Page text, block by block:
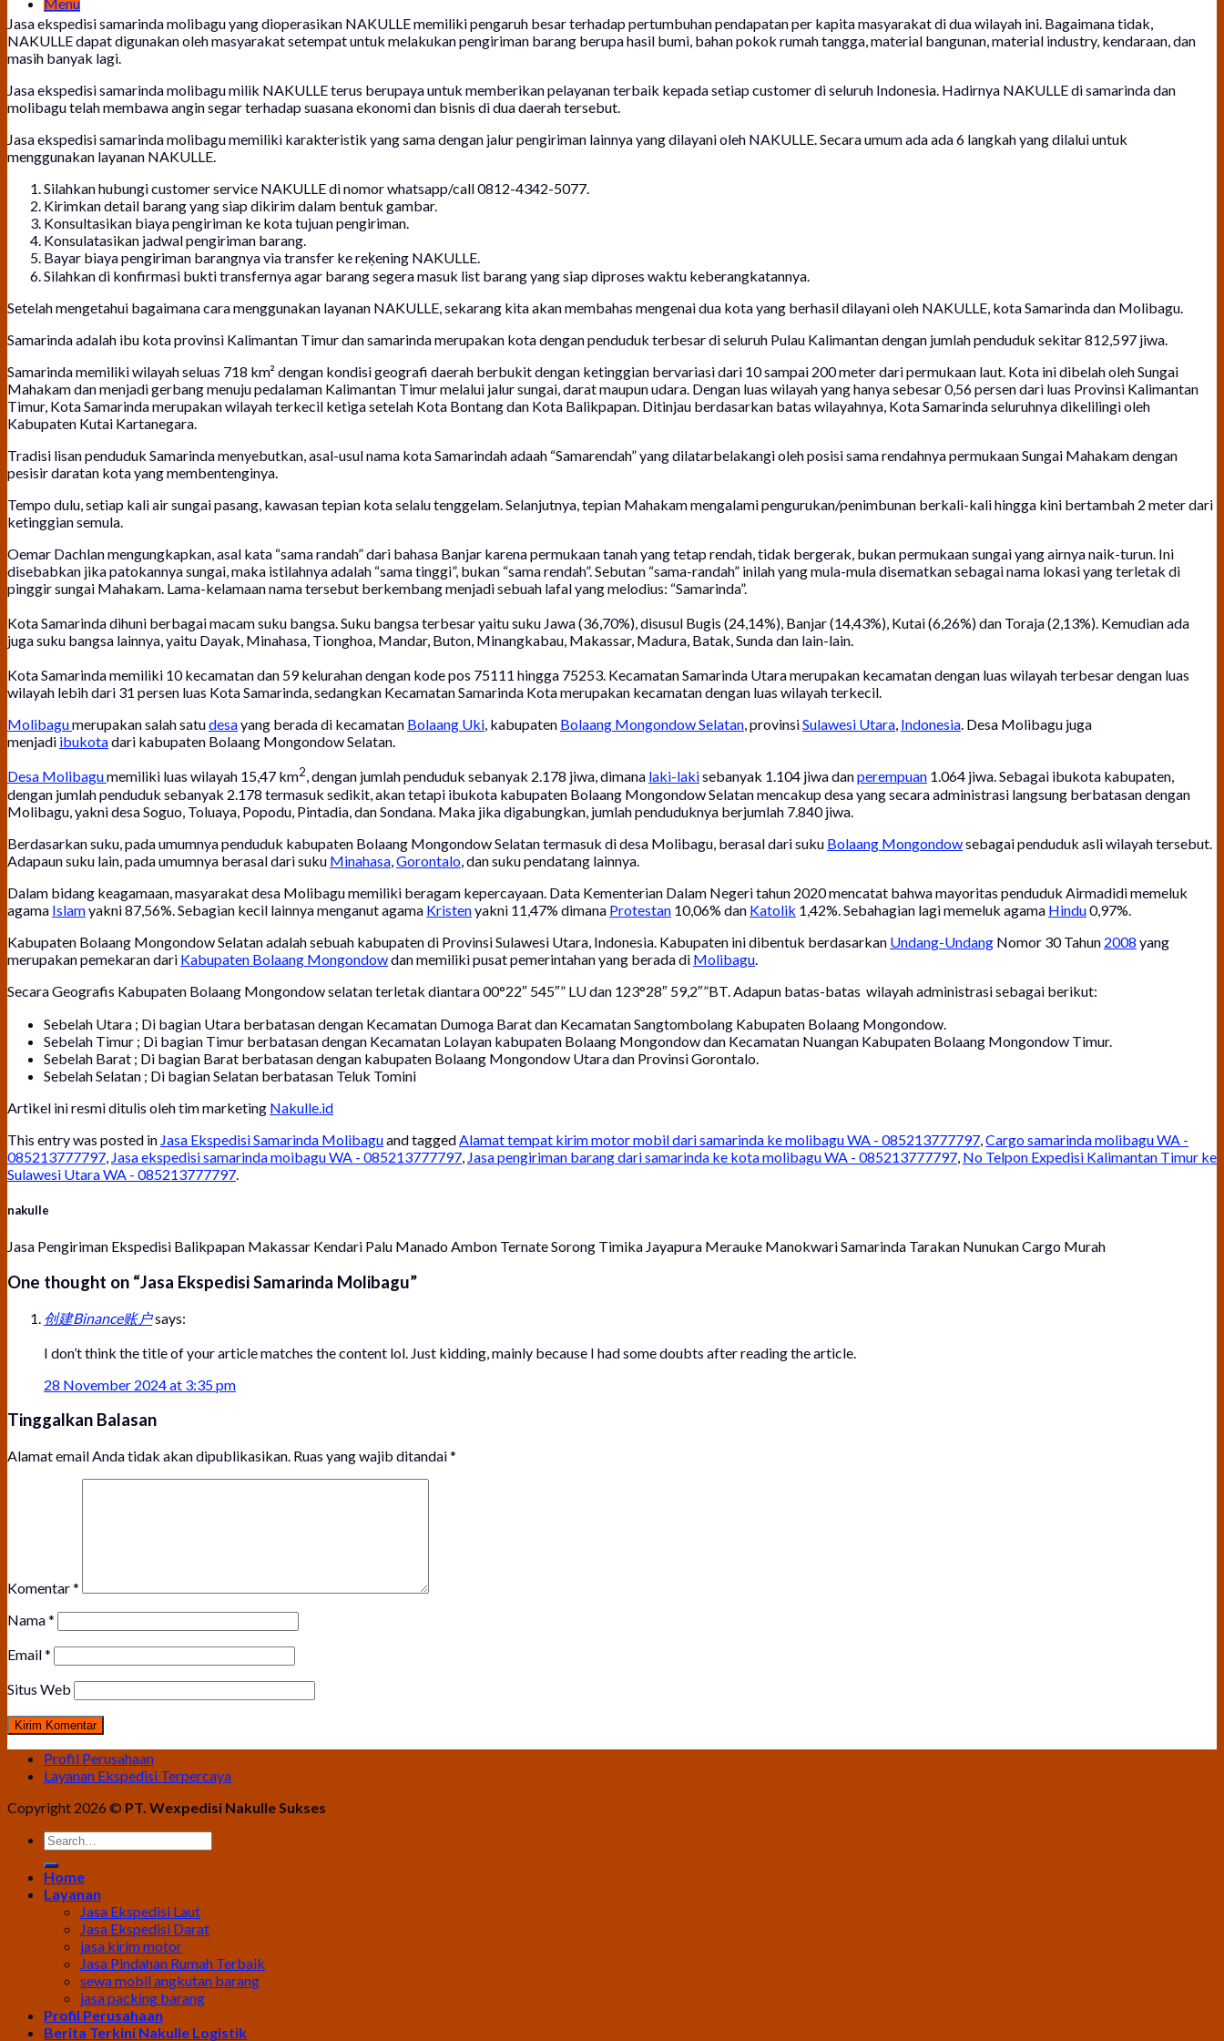
Jasa ekspedisi samarinda molibagu yang dioperasikan NAKULLE memiliki pengaruh besar terhadap pertumbuhan pendapatan per kapita masyarakat di dua wilayah ini. Bagaimana tidak,
NAKULLE dapat digunakan oleh masyarakat setempat untuk melakukan pengiriman barang berupa hasil bumi, bahan pokok rumah tangga, material bangunan, material industry, kendaraan, dan
masih banyak lagi.
Jasa ekspedisi samarinda molibagu milik NAKULLE terus berupaya untuk memberikan pelayanan terbaik kepada setiap customer di seluruh Indonesia. Hadirnya NAKULLE di samarinda dan
molibagu telah membawa angin segar terhadap suasana ekonomi dan bisnis di dua daerah tersebut.
Jasa ekspedisi samarinda molibagu memiliki karakteristik yang sama dengan jalur pengiriman lainnya yang dilayani oleh NAKULLE. Secara umum ada ada 6 langkah yang dilalui untuk
menggunakan layanan NAKULLE.
Silahkan hubungi customer service NAKULLE di nomor whatsapp/call 0812-4342-5077.
Kirimkan detail barang yang siap dikirim dalam bentuk gambar.
Konsultasikan biaya pengiriman ke kota tujuan pengiriman.
Konsulatasikan jadwal pengiriman barang.
Bayar biaya pengiriman barangnya via transfer ke reķening NAKULLE.
Silahkan di konfirmasi bukti transfernya agar barang segera masuk list barang yang siap diproses waktu keberangkatannya.
Setelah mengetahui bagaimana cara menggunakan layanan NAKULLE, sekarang kita akan membahas mengenai dua kota yang berhasil dilayani oleh NAKULLE, kota Samarinda dan Molibagu.
Samarinda adalah ibu kota provinsi Kalimantan Timur dan samarinda merupakan kota dengan penduduk terbesar di seluruh Pulau Kalimantan dengan jumlah penduduk sekitar 812,597 jiwa.
Samarinda memiliki wilayah seluas 718 km² dengan kondisi geografi daerah berbukit dengan ketinggian bervariasi dari 10 sampai 200 meter dari permukaan laut. Kota ini dibelah oleh Sungai
Mahakam dan menjadi gerbang menuju pedalaman Kalimantan Timur melalui jalur sungai, darat maupun udara. Dengan luas wilayah yang hanya sebesar 0,56 persen dari luas Provinsi Kalimantan
Timur, Kota Samarinda merupakan wilayah terkecil ketiga setelah Kota Bontang dan Kota Balikpapan. Ditinjau berdasarkan batas wilayahnya, Kota Samarinda seluruhnya dikelilingi oleh
Kabupaten Kutai Kartanegara.
Tradisi lisan penduduk Samarinda menyebutkan, asal-usul nama kota Samarindah adaah “Samarendah” yang dilatarbelakangi oleh posisi sama rendahnya permukaan Sungai Mahakam dengan
pesisir daratan kota yang membentenginya.
Tempo dulu, setiap kali air sungai pasang, kawasan tepian kota selalu tenggelam. Selanjutnya, tepian Mahakam mengalami pengurukan/penimbunan berkali-kali hingga kini bertambah 2 meter dari
ketinggian semula.
Oemar Dachlan mengungkapkan, asal kata “sama randah” dari bahasa Banjar karena permukaan tanah yang tetap rendah, tidak bergerak, bukan permukaan sungai yang airnya naik-turun. Ini
disebabkan jika patokannya sungai, maka istilahnya adalah “sama tinggi”, bukan “sama rendah”. Sebutan “sama-randah” inilah yang mula-mula disematkan sebagai nama lokasi yang terletak di
pinggir sungai Mahakam. Lama-kelamaan nama tersebut berkembang menjadi sebuah lafal yang melodius: “Samarinda”.
Kota Samarinda dihuni berbagai macam suku bangsa. Suku bangsa terbesar yaitu suku Jawa (36,70%), disusul Bugis (24,14%), Banjar (14,43%), Kutai (6,26%) dan Toraja (2,13%). Kemudian ada
juga suku bangsa lainnya, yaitu Dayak, Minahasa, Tionghoa, Mandar, Buton, Minangkabau, Makassar, Madura, Batak, Sunda dan lain-lain.
Kota Samarinda memiliki 10 kecamatan dan 59 kelurahan dengan kode pos 75111 hingga 75253. Kecamatan Samarinda Utara merupakan kecamatan dengan luas wilayah terbesar dengan luas
wilayah lebih dari 31 persen luas Kota Samarinda, sedangkan Kecamatan Samarinda Kota merupakan kecamatan dengan luas wilayah terkecil.
Molibagumerupakan salah satudesayang berada di kecamatan Bolaang Uki, kabupaten Bolaang Mongondow Selatan, provinsiSulawesi Utara, Indonesia. Desa Molibagu juga
menjadi ibukotadari kabupaten Bolaang Mongondow Selatan.
Desa Molibagumemiliki luas wilayah 15,47 km2, dengan jumlah penduduk sebanyak 2.178 jiwa, dimana laki-lakisebanyak 1.104 jiwa danperempuan 1.064 jiwa. Sebagai ibukota kabupaten,
dengan jumlah penduduk sebanyak 2.178 termasuk sedikit, akan tetapi ibukota kabupaten Bolaang Mongondow Selatan mencakup desa yang secara administrasi langsung berbatasan dengan
Molibagu, yakni desa Soguo, Toluaya, Popodu, Pintadia, dan Sondana. Maka jika digabungkan, jumlah penduduknya berjumlah 7.840 jiwa.
Berdasarkan suku, pada umumnya penduduk kabupaten Bolaang Mongondow Selatan termasuk di desa Molibagu, berasal dari suku Bolaang Mongondowsebagai penduduk asli wilayah tersebut.
Adapaun suku lain, pada umumnya berasal dari suku Minahasa Gorontalo , dan suku pendatang lainnya.
Dalam bidang keagamaan, masyarakat desa Molibagu memiliki beragam kepercayaan. Data Kementerian Dalam Negeri tahun 2020 mencatat bahwa mayoritas penduduk Airmadidi memeluk
agama Islamyakni 87,56%. Sebagian kecil lainnya menganut agama Kristenyakni 11,47% dimana Protestan 10,06% dan Katolik 1,42%. Sebahagian lagi memeluk agama Hindu0,97%.
Kabupaten Bolaang Mongondow Selatan adalah sebuah kabupaten di Provinsi Sulawesi Utara, Indonesia. Kabupaten ini dibentuk berdasarkan Undang-Undang Nomor 30 Tahun 2008 yang
merupakan pemekaran dari Kabupaten Bolaang Mongondowdan memiliki pusat pemerintahan yang berada di Molibagu
Secara Geografis Kabupaten Bolaang Mongondow selatan terletak diantara 00°22″ 545″” LU dan 123°28″ 59,2″”BT. Adapun batas-batas wilayah administrasi sebagai berikut:
Sebelah Utara ; Di bagian Utara berbatasan dengan Kecamatan Dumoga Barat dan Kecamatan Sangtombolang Kabupaten Bolaang Mongondow.
Sebelah Timur ; Di bagian Timur berbatasan dengan Kecamatan Lolayan kabupaten Bolaang Mongondow dan Kecamatan Nuangan Kabupaten Bolaang Mongondow Timur.
Sebelah Barat ; Di bagian Barat berbatasan dengan kabupaten Bolaang Mongondow Utara dan Provinsi Gorontalo.
Sebelah Selatan ; Di bagian Selatan berbatasan Teluk Tomini
Artikel ini resmi ditulis oleh tim marketing Nakulle.id
This entry was posted in Jasa Ekspedisi Samarinda Molibaguand tagged Alamat tempat kirim motor mobil dari samarinda ke molibagu WA - 085213777797 Cargo samarinda molibagu WA -
085213777797 Jasa ekspedisi samarinda moibagu WA - 085213777797 Jasa pengiriman barang dari samarinda ke kota molibagu WA - 085213777797 No Telpon Expedisi Kalimantan Timur ke
Sulawesi Utara WA - 085213777797
nakulle
Jasa Pengiriman Ekspedisi Balikpapan Makassar Kendari Palu Manado Ambon Ternate Sorong Timika Jayapura Merauke Manokwari Samarinda Tarakan Nunukan Cargo Murah
One thought on “Jasa Ekspedisi Samarinda Molibagu”
创建Binance账户says:
I don’t think the title of your article matches the content lol. Just kidding, mainly because I had some doubts after reading the article.
28 November 2024 at 3:35 pm
Tinggalkan Balasan
Alamat email Anda tidak akan dipublikasikan. Ruas yang wajib ditandai*
Komentar*
Nama*
Email*
Situs Web
Profil Perusahaan
Layanan Ekspedisi Terpercaya
Copyright 2026 © PT. Wexpedisi Nakulle Sukses
Home
Layanan
Jasa Ekspedisi Laut
Jasa Ekspedisi Darat
jasa kirim motor
Jasa Pindahan Rumah Terbaik
sewa mobil angkutan barang
jasa packing barang
Profil Perusahaan
Berita Terkini Nakulle Logistik